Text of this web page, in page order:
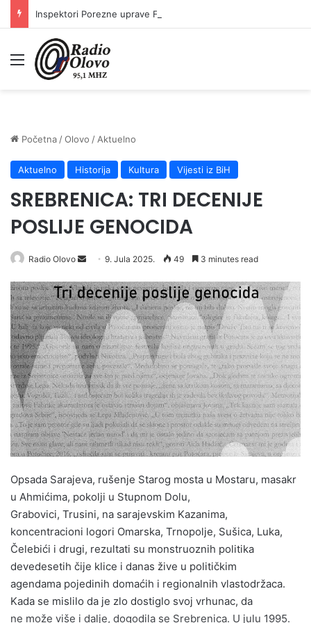
Meni
Početna /Olovo / Aktuelno
Aktuelno Historija Kultura Vijesti iz BiH
SREBRENICA: TRI DECENIJE
POSLIJE GENOCIDA
Radio Olovo
n
d
a
n
e
m
a
i
l
9. Jula 2025. 49 3 minutes read
Opsada Sarajeva, rušenje Starog mosta u Mostaru, masakr
u Ahmićima, pokolji u Stupnom Dolu,
Grabovici, Trusini, na sarajevskim Kazanima,
koncentracioni logori Omarska, Trnopolje, Sušica, Luka,
Čelebići i drugi, rezultati su monstruoznih politika
devedesetih čije klice i danas žive u političkim
agendama pojedinih domaćih i regionalnih vlastodržaca.
Kada se mislilo da je zlo dostiglo svoj vrhunac, da
ne može više i dalje, dogodila se Srebrenica. U julu 1995.